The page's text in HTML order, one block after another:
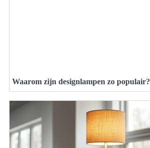
Waarom zijn designlampen zo populair?